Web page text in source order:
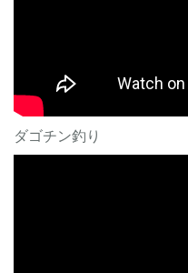
ダゴチン釣り